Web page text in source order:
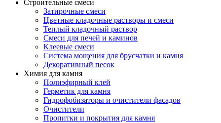
Строительные смеси
Затирочные смеси
Цветные кладочные растворы и смеси
Теплый кладочный раствор
Смеси для печей и каминов
Клеевые смеси
Система мощения для брусчатки и камня
Декоративный песок
Химия для камня
Полиэфирный клей
Герметик для камня
Гидрофобизаторы и очистители фасадов
Очистители
Пропитки и покрытия для камня